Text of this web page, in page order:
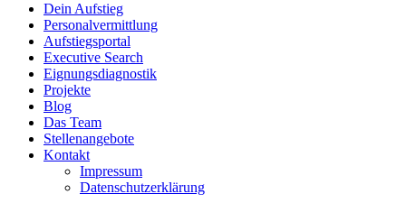
Dein Aufstieg
Personal­vermittlung
Aufstiegsportal
Executive Search
Eignungs­diagnostik
Projekte
Blog
Das Team
Stellenangebote
Kontakt
Impressum
Datenschutzerklärung